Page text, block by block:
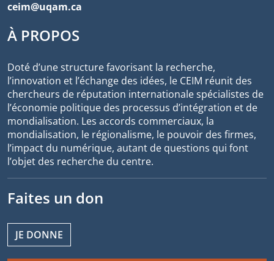
ceim@uqam.ca
À PROPOS
Doté d’une structure favorisant la recherche,
l’innovation et l’échange des idées, le CEIM réunit des
chercheurs de réputation internationale spécialistes de
l’économie politique des processus d’intégration et de
mondialisation. Les accords commerciaux, la
mondialisation, le régionalisme, le pouvoir des firmes,
l’impact du numérique, autant de questions qui font
l’objet des recherche du centre.
Faites un don
JE DONNE